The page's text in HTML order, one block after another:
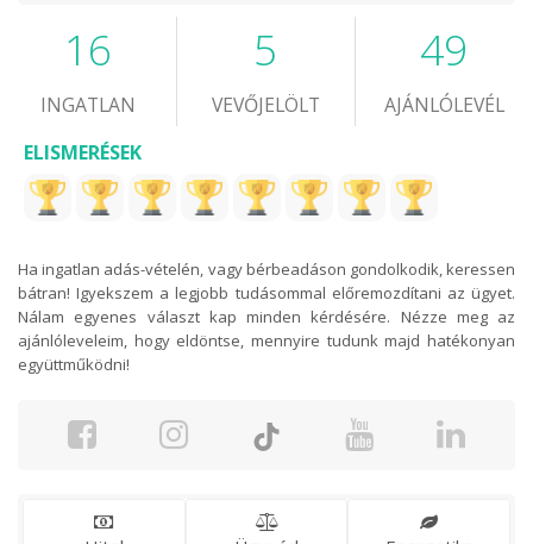
16
INGATLAN
5
VEVŐJELÖLT
49
AJÁNLÓLEVÉL
ELISMERÉSEK
Ha ingatlan adás-vételén, vagy bérbeadáson gondolkodik, keressen
bátran! Igyekszem a legjobb tudásommal előremozdítani az ügyet.
Nálam egyenes választ kap minden kérdésére. Nézze meg az
ajánlóleveleim, hogy eldöntse, mennyire tudunk majd hatékonyan
együttműködni!